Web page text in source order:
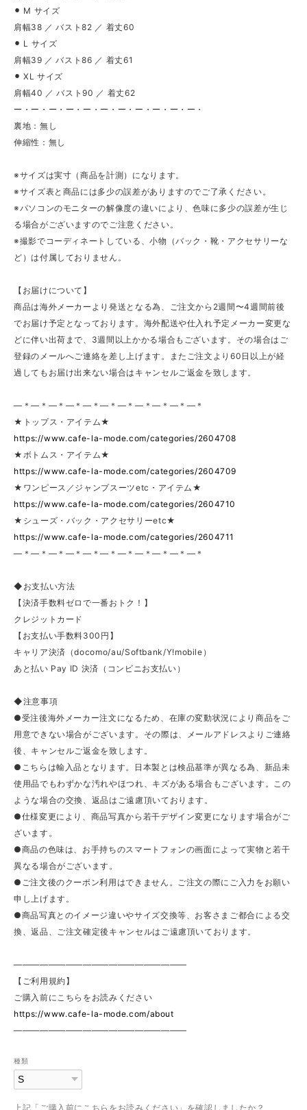
⚫︎ M サイズ
肩幅38 ／ バスト82 ／ 着丈60
⚫︎ L サイズ
肩幅39 ／ バスト86 ／ 着丈61
⚫︎ XL サイズ
肩幅40 ／ バスト90 ／ 着丈62
ー・ー・ー・ー・ー・ー・ー・ー・ー・ー・ー・
裏地：無し
伸縮性：無し
※サイズは実寸（商品を計測）になります。
※サイズ表と商品には多少の誤差がありますのでご了承ください。
※パソコンのモニターの解像度の違いにより、色味に多少の誤差が生じ
る場合がございますのでご注意ください。
※撮影でコーディネートしている、小物（バック・靴・アクセサリーな
ど）は付属しておりません。
【お届けについて】
商品は海外メーカーより発送となる為、ご注文から2週間〜4週間前後
でお届け予定となっております。海外配送や仕入れ予定メーカー変更な
どに伴い出荷まで、3週間以上かかる場合もございます。その場合はご
登録のメールへご連絡を差し上げます。またご注文より60日以上が経
過してもお届け出来ない場合はキャンセルご返金を致します。
—＊—＊—＊—＊—＊—＊—＊—＊—＊—＊—＊
★トップス・アイテム★
https://www.cafe-la-mode.com/categories/2604708
★ボトムス・アイテム★
https://www.cafe-la-mode.com/categories/2604709
★ワンピース／ジャンプスーツetc・アイテム★
https://www.cafe-la-mode.com/categories/2604710
★シューズ・バック・アクセサリーetc★
https://www.cafe-la-mode.com/categories/2604711
—＊—＊—＊—＊—＊—＊—＊—＊—＊—＊—＊
◆お支払い方法
【決済手数料ゼロで一番おトク！】
クレジットカード
【お支払い手数料300円】
キャリア決済（docomo/au/Softbank/Y!mobile）
あと払い Pay ID 決済（コンビニお支払い）
◆注意事項
●受注後海外メーカー注文になるため、在庫の変動状況により商品をご
用意できない場合がございます。その際は、メールアドレスよりご連絡
後、キャンセルご返金を致します。
●こちらは輸入品となります。日本製とは検品基準が異なる為、新品未
使用品でもわずかな汚れやほつれ、キズがある場合もございます。この
ような場合の交換、返品はご遠慮頂いております。
●仕様変更により、商品写真から若干デザイン変更になります場合がご
ざいます。
●商品の色味は、お手持ちのスマートフォンの画面によって実物と若干
異なる場合がございます。
●ご注文後のクーポン利用はできません。ご注文の際にご入力をお願い
申し上げます。
●商品写真とのイメージ違いやサイズ交換等、お客さまご都合による交
換、返品、ご注文確定後キャンセルはご遠慮頂いております。
————————————————————
【ご利用規約】
ご購入前にこちらをお読みください
https://www.cafe-la-mode.com/about
————————————————————
種類
上記「ご購入前にこちらをお読みください」を確認しましたか？